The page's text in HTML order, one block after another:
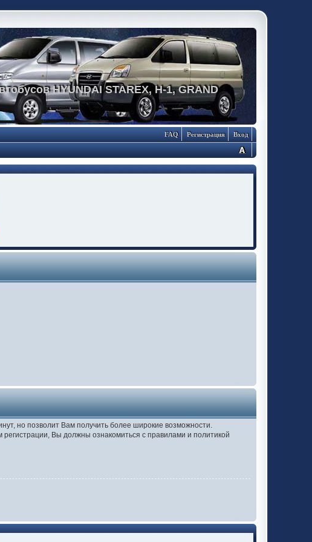
HYUNDAI STAREX, H-1, GRAND
Вход
Регистрация
FAQ
но позволит Вам получить более широкие возможности.
Вы должны ознакомиться с правилами и политикой